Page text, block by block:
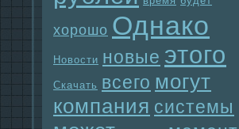
хорошо Однaко
Новости новые этого
Скачать всего могут
компания системы